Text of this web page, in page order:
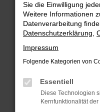
Fehler:
Beim Laden ist ein
Hier sind ein paar
Überprüfe deine
Laden andere
Suchmaschine?
Prüfe deine
Sie die Einwilligung
Weitere Informationen
Datenverarbeitung
Datenschutzerklärung
Impressum
Folgende Kategorien von
Essentiell
Diese Technologien
Kernfunktionalität